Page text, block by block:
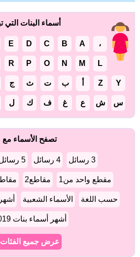
أسماء البنات التي
، A
B
C
D
E
L
M
N
O
P
R
Y
Z ب ت ث ج
س ش ع غ ف ك ل
تصفح الأسماء مع
3 رسائل 4 رسائل 5 رسائل
مقطع واحد من1 مقاطع2
حسب اللغة الأسماء الشعبية
أشهر أسماء بنات 2019
عرض جميع الفئات